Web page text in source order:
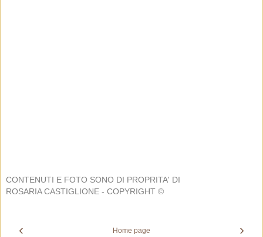
CONTENUTI E FOTO SONO DI PROPRITA' DI
ROSARIA CASTIGLIONE - COPYRIGHT ©
‹ ›
Home page